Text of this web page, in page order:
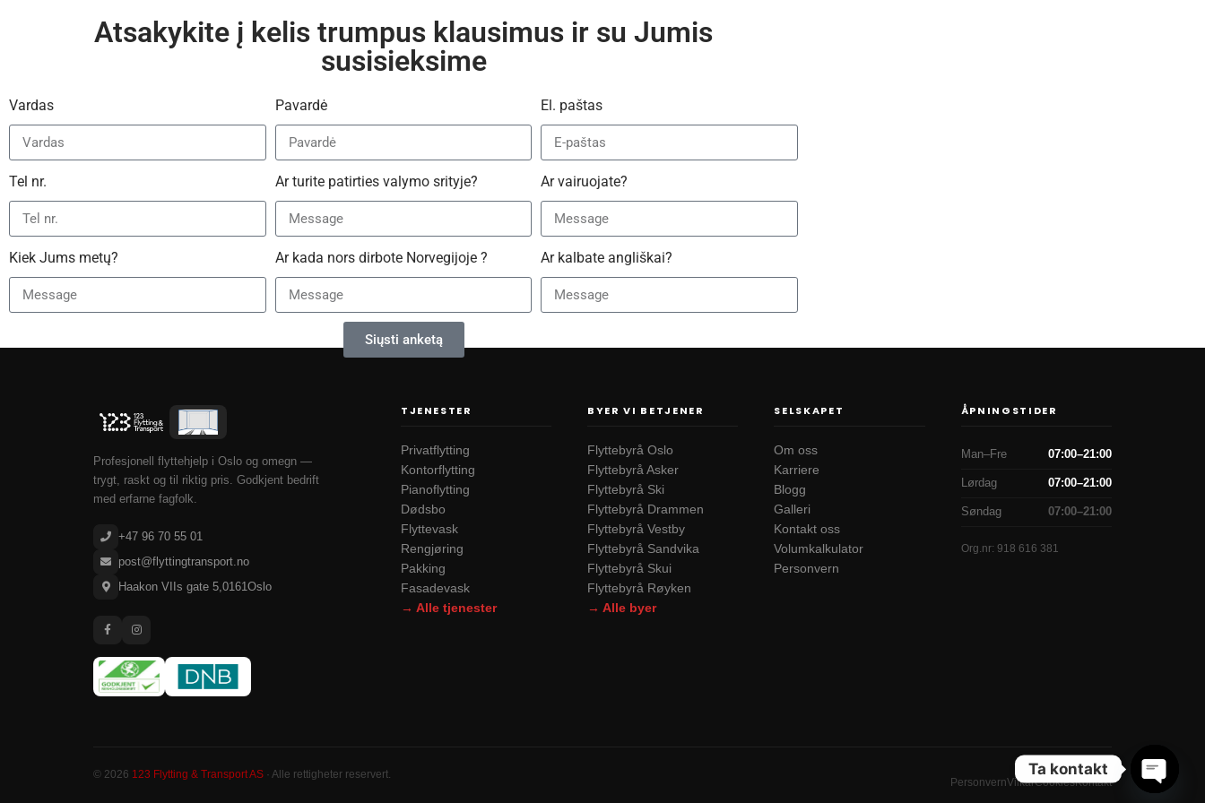
Atsakykite į kelis trumpus klausimus ir su Jumis
susisieksime
Vardas Pavardė El. paštas
Tel nr. Ar turite patirties valymo srityje? Ar vairuojate?
Kiek Jums metų? Ar kada nors dirbote Norvegijoje ? Ar kalbate angliškai?
Siųsti anketą
Profesjonell flyttehjelp i Oslo og omegn —
trygt, raskt og til riktig pris. Godkjent bedrift
med erfarne fagfolk.
+47 96 70 55 01
post@flyttingtransport.no
Haakon VIIs gate 5,0161Oslo
TJENESTER
Privatflytting
Kontorflytting
Pianoflytting
Dødsbo
Flyttevask
Rengjøring
Pakking
Fasadevask
→ Alle tjenester
BYER VI BETJENER
Flyttebyrå Oslo
Flyttebyrå Asker
Flyttebyrå Ski
Flyttebyrå Drammen
Flyttebyrå Vestby
Flyttebyrå Sandvika
Flyttebyrå Skui
Flyttebyrå Røyken
→ Alle byer
SELSKAPET
Om oss
Karriere
Blogg
Galleri
Kontakt oss
Volumkalkulator
Personvern
ÅPNINGSTIDER
Man–Fre 07:00–21:00
Lørdag 07:00–21:00
Søndag 07:00–21:00
Org.nr: 918 616 381
© 2026 123 Flytting & Transport AS · Alle rettigheter reservert.
PersonvernVilkårCookiesKontakt
Ta kontakt